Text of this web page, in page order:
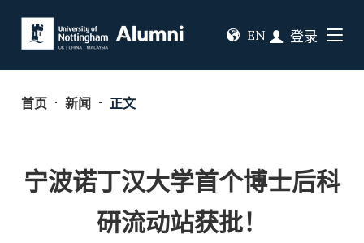
EN 登录
首页 新闻 正文
宁波诺丁汉大学首个博士后科
研流动站获批！